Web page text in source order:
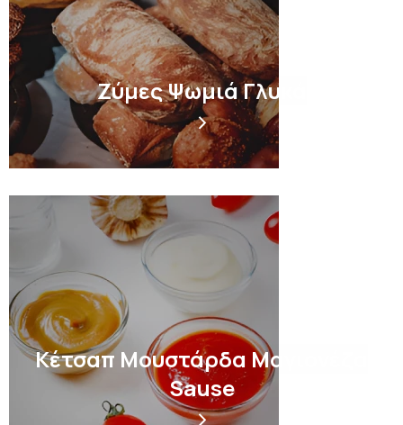
Ζύμες Ψωμιά Γλυκά
Κέτσαπ Μουστάρδα Μαγιονέζα
Sause